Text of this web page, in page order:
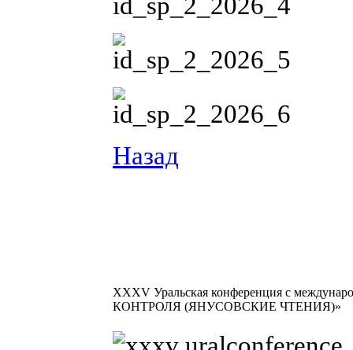
Назад
XXXV Уральская конференция с
КОНТРОЛЯ (ЯНУСОВСКИЕ ЧТЕНИЯ)»